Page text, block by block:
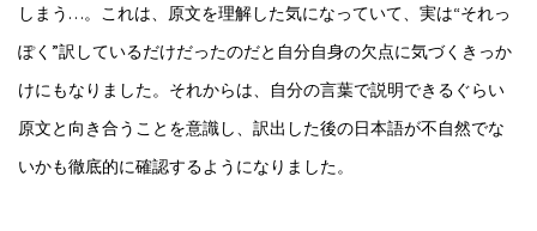
しまう…。これは、原文を理解した気になっていて、実は“それっ
ぽく”訳しているだけだったのだと自分自身の欠点に気づくきっか
けにもなりました。それからは、自分の言葉で説明できるぐらい
原文と向き合うことを意識し、訳出した後の日本語が不自然でな
いかも徹底的に確認するようになりました。